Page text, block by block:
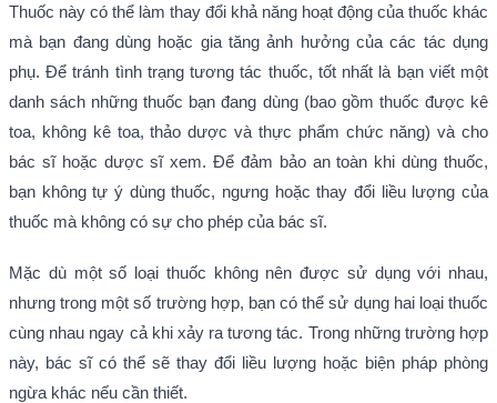
Thuốc này có thể làm thay đổi khả năng hoạt động của thuốc khác
mà bạn đang dùng hoặc gia tăng ảnh hưởng của các tác dụng
phụ. Để tránh tình trạng tương tác thuốc, tốt nhất là bạn viết một
danh sách những thuốc bạn đang dùng (bao gồm thuốc được kê
toa, không kê toa, thảo dược và thực phẩm chức năng) và cho
bác sĩ hoặc dược sĩ xem. Để đảm bảo an toàn khi dùng thuốc,
bạn không tự ý dùng thuốc, ngưng hoặc thay đổi liều lượng của
thuốc mà không có sự cho phép của bác sĩ.
Mặc dù một số loại thuốc không nên được sử dụng với nhau,
nhưng trong một số trường hợp, bạn có thể sử dụng hai loại thuốc
cùng nhau ngay cả khi xảy ra tương tác. Trong những trường hợp
này, bác sĩ có thể sẽ thay đổi liều lượng hoặc biện pháp phòng
ngừa khác nếu cần thiết.